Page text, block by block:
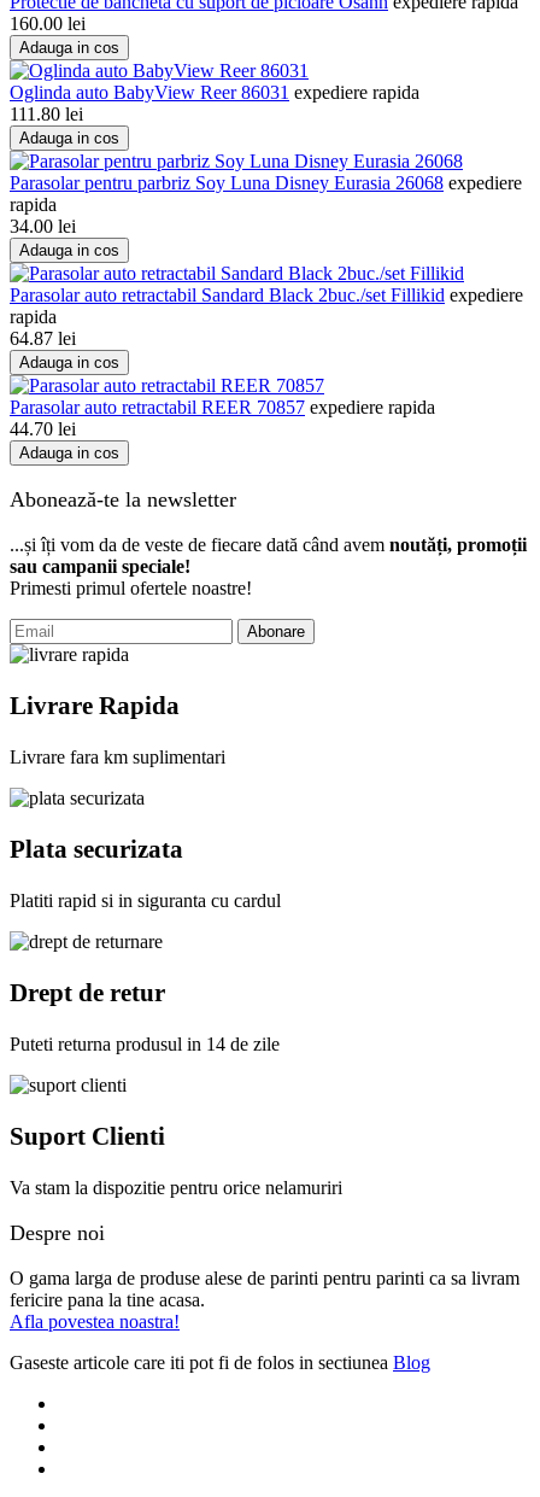
160.00 lei
Adauga in cos
Oglinda auto BabyView Reer 86031 expediere rapida
111.80 lei
Adauga in cos
Parasolar pentru parbriz Soy Luna Disney Eurasia 26068 expediere
rapida
34.00 lei
Adauga in cos
Parasolar auto retractabil Sandard Black 2buc./set Fillikid expediere
rapida
64.87 lei
Adauga in cos
Parasolar auto retractabil REER 70857 expediere rapida
44.70 lei
Adauga in cos
Abonează-te la newsletter
...și îți vom da de veste de fiecare dată când avem noutăți, promoții
sau campanii speciale!
Primesti primul ofertele noastre!
Abonare
Livrare Rapida
Livrare fara km suplimentari
Plata securizata
Platiti rapid si in siguranta cu cardul
Drept de retur
Puteti returna produsul in 14 de zile
Suport Clienti
Va stam la dispozitie pentru orice nelamuriri
Despre noi
O gama larga de produse alese de parinti pentru parinti ca sa livram
fericire pana la tine acasa.
Afla povestea noastra!
Gaseste articole care iti pot fi de folos in sectiunea Blog